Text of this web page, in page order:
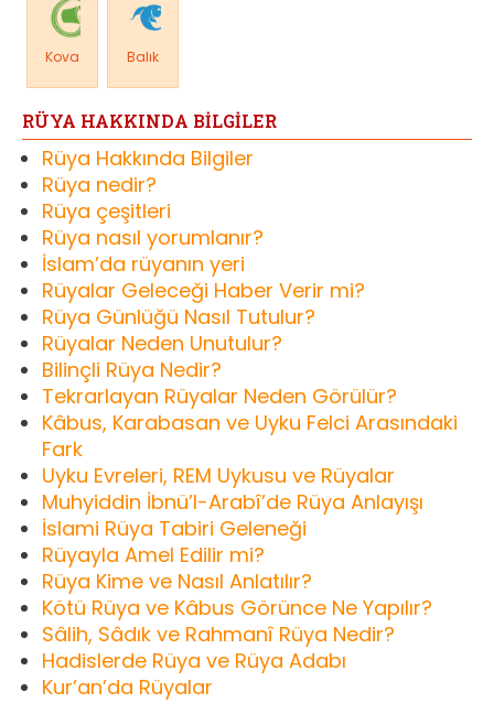
Kova Balık
RÜYA HAKKINDA BİLGİLER
Rüya Hakkında Bilgiler
Rüya nedir?
Rüya çeşitleri
Rüya nasıl yorumlanır?
İslam’da rüyanın yeri
Rüyalar Geleceği Haber Verir mi?
Rüya Günlüğü Nasıl Tutulur?
Rüyalar Neden Unutulur?
Bilinçli Rüya Nedir?
Tekrarlayan Rüyalar Neden Görülür?
Kâbus, Karabasan ve Uyku Felci Arasındaki
Fark
Uyku Evreleri, REM Uykusu ve Rüyalar
Muhyiddin İbnü’l-Arabî’de Rüya Anlayışı
İslami Rüya Tabiri Geleneği
Rüyayla Amel Edilir mi?
Rüya Kime ve Nasıl Anlatılır?
Kötü Rüya ve Kâbus Görünce Ne Yapılır?
Sâlih, Sâdık ve Rahmanî Rüya Nedir?
Hadislerde Rüya ve Rüya Adabı
Kur’an’da Rüyalar